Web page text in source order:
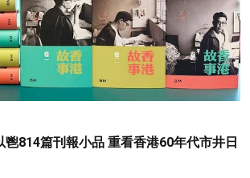
鬯814篇刊報小品 重看香港60年代市井日